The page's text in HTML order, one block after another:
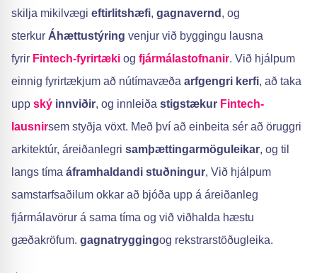
skilja mikilvægi eftirlitshæfi, gagnavernd , og
sterkur Áhættustýring venjur við byggingu lausna
fyrir Fintech-fyrirtæki og fjármálastofnanir. Við hjálpum
einnig fyrirtækjum að nútímavæða arfgengri kerfi, að taka
upp ský innviðir, og innleiða stigstækur Fintech-
lausnirsem styðja vöxt. Með því að einbeita sér að öruggri
arkitektúr, áreiðanlegri samþættingarmöguleikar, og til
langs tíma áframhaldandi stuðningur, Við hjálpum
samstarfsaðilum okkar að bjóða upp á áreiðanleg
fjármálavörur á sama tíma og við viðhalda hæstu
gæðakröfum. gagnatryggingog rekstrarstöðugleika.